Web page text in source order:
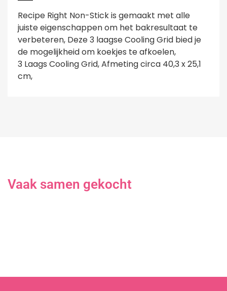
Recipe Right Non-Stick is gemaakt met alle
juiste eigenschappen om het bakresultaat te
verbeteren, Deze 3 laagse Cooling Grid bied je
de mogelijkheid om koekjes te afkoelen,
3 Laags Cooling Grid, Afmeting circa 40,3 x 25,1
cm,
Vaak samen gekocht